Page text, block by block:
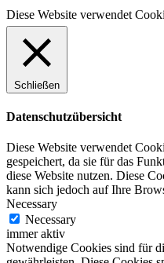
Diese Website verwendet
Schließen
Datenschutzübersicht
Diese Website verwendet
gespeichert, da sie für das
diese Website nutzen. Diese
kann sich jedoch auf Ihre
Necessary
Necessary
immer aktiv
Notwendige Cookies sind für